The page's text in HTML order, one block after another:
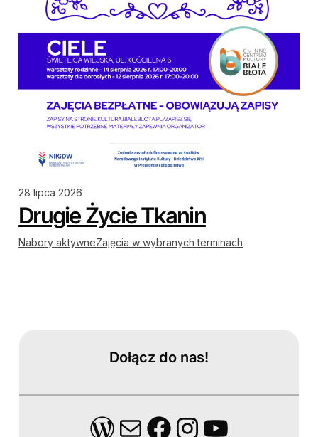
28 lipca 2026
Drugie Życie Tkanin
Nabory aktywneZajęcia w wybranych terminach
Dołącz do nas!
WordPress
MailFacebook
Instagram
YouTube